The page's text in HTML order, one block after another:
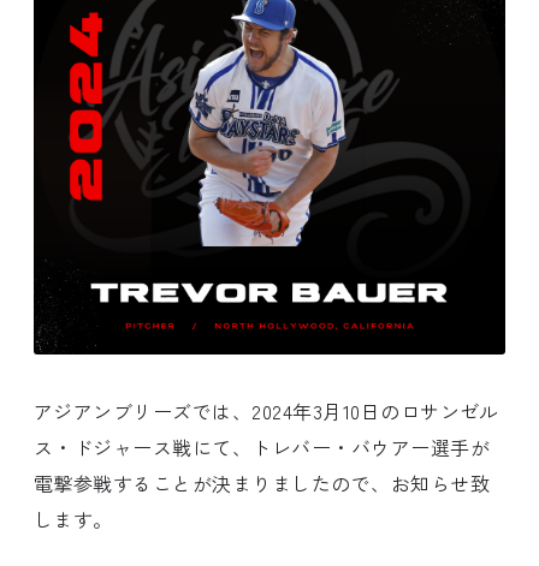
アジアンブリーズでは、2024年3月10日のロサンゼル
ス・ドジャース戦にて、トレバー・バウアー選手が
電撃参戦することが決まりましたので、お知らせ致
します。